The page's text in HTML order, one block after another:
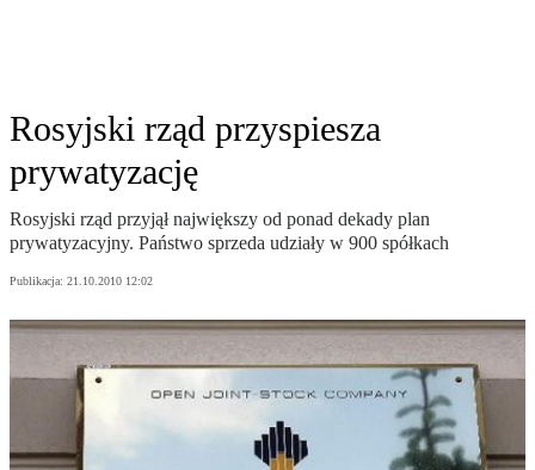
Rosyjski rząd przyspiesza
prywatyzację
Rosyjski rząd przyjął największy od ponad dekady plan
prywatyzacyjny. Państwo sprzeda udziały w 900 spółkach
Publikacja: 21.10.2010 12:02